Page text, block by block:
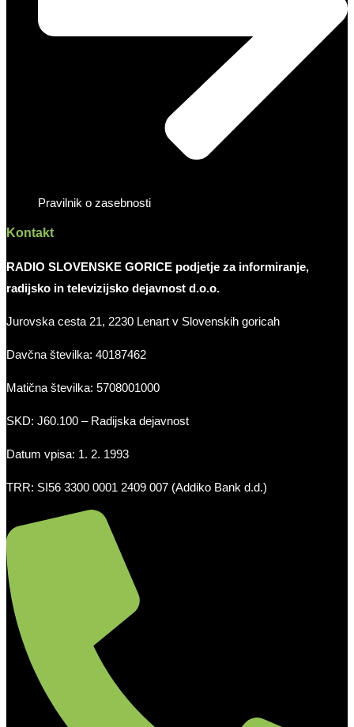
Pravilnik o zasebnosti
Kontakt
RADIO SLOVENSKE GORICE podjetje za informiranje,
radijsko in televizijsko dejavnost d.o.o.
Jurovska cesta 21, 2230 Lenart v Slovenskih goricah
Davčna številka: 40187462
Matična številka: 5708001000
SKD: J60.100 – Radijska dejavnost
Datum vpisa: 1. 2. 1993
TRR: SI56 3300 0001 2409 007 (Addiko Bank d.d.)